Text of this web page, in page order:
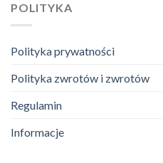
POLITYKA
Polityka prywatności
Polityka zwrotów i zwrotów
Regulamin
Informacje